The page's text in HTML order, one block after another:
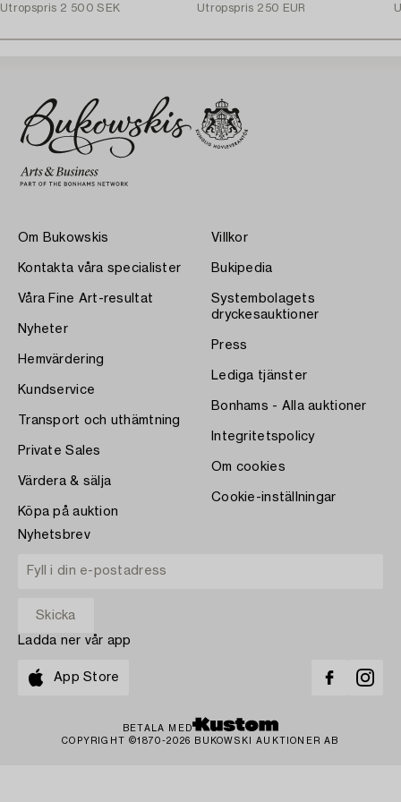
Utropspris 2 500 SEK
Utropspris 250 EUR
Om Bukowskis
Kontakta våra specialister
Våra Fine Art-resultat
Nyheter
Hemvärdering
Kundservice
Transport och uthämtning
Private Sales
Värdera & sälja
Köpa på auktion
Villkor
Bukipedia
Systembolagets
dryckesauktioner
Press
Lediga tjänster
Bonhams - Alla auktioner
Integritetspolicy
Om cookies
Cookie-inställningar
Nyhetsbrev
Ladda ner vår app
App Store
BETALA MED
COPYRIGHT ©1870-2026 BUKOWSKI AUKTIONER AB